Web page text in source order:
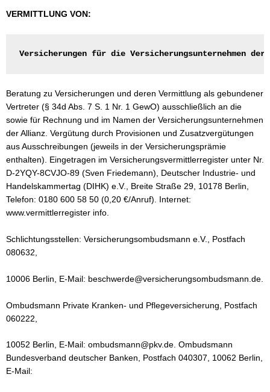
VERMITTLUNG VON:
Versicherungen für die Versicherungsunternehmen
Beratung zu Versicherungen und deren Vermittlung als gebundener
Vertreter (§ 34d Abs. 7 S. 1 Nr. 1 GewO) ausschließlich an die
sowie für Rechnung und im Namen der Versicherungsunternehmen
der Allianz. Vergütung durch Provisionen und Zusatzvergütungen
aus Ausschreibungen (jeweils in der Versicherungsprämie
enthalten). Eingetragen im Versicherungsvermittlerregister unter Nr.
D-2YQY-8CVJO-89 (Sven Friedemann), Deutscher Industrie- und
Handelskammertag (DIHK) e.V., Breite Straße 29, 10178 Berlin,
Telefon: 0180 600 58 50 (0,20 €/Anruf). Internet:
www.vermittlerregister info.
Schlichtungsstellen: Versicherungsombudsmann e.V., Postfach
080632,
10006 Berlin, E-Mail: beschwerde@versicherungsombudsmann.de.
Ombudsmann Private Kranken- und Pflegeversicherung, Postfach
060222,
10052 Berlin, E-Mail: ombudsmann@pkv.de. Ombudsmann
Bundesverband deutscher Banken, Postfach 040307, 10062 Berlin,
E-Mail: